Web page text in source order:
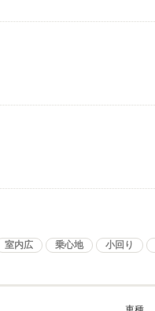
室内広 乗心地 小回り